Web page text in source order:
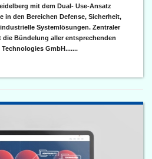
mit dem Dual- Use-Ansatz
in den Bereichen Defense, Sicherheit,
Systemlösungen. Zentraler
Bündelung aller entsprechenden
GmbH.......